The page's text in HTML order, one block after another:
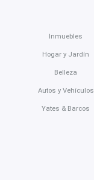
Inmuebles
Hogar y Jardín
Belleza
Autos y Vehículos
Yates & Barcos